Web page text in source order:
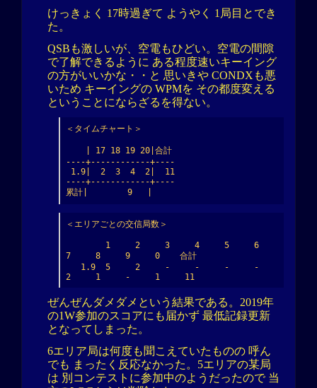
けっきょく 17時過ぎて ようやく 1局目とでき
た。
QSBも激しいが、空電もひどい。空電の間隙
で了解できるように ある程度速いキーイング
の方がいいかな・・と 思いきや CONDXも悪
いため キーイングの WPMを その都度変える
ということにならざるを得ない。
＜タイムチャート＞
----+------------+----
----+------------+----
累計|        9   |
＜エリアごとの交信局数＞
7     8     9     0    合計
2     1     -     1     11
ぜんぜんダメダメという結果である。2019年
の1W参加のスコアにも届かず 最低記録更新
となってしまった。
6エリア局は何度も聞こえていたものの 呼ん
でも まったく反応なかった。5エリアの某局
は 別コンテストに参加中のようだったので 当